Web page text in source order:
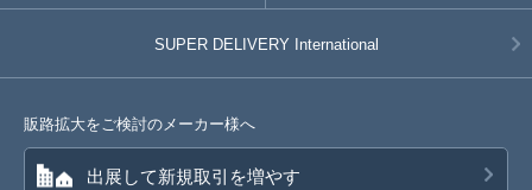
SUPER DELIVERY International
販路拡大をご検討のメーカー様へ
出展して新規取引を増やす